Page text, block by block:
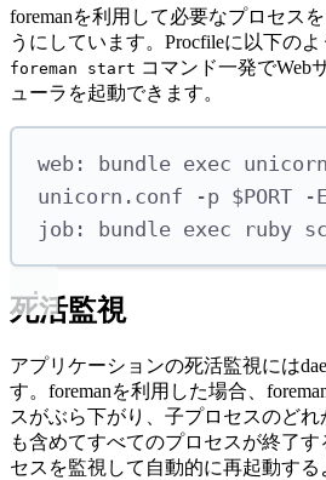
foremanを利用して必要なプロセス
うにしています。Procfileに以下のよ
foreman start コマンド一発でWeb
ューラを起動できます。
web: bundle exec
unicorn.conf -p $PORT -
job: bundle exec ruby
死活監視
アプリケーションの死活監視には
す。foremanを利用した場合、
スがぶら下がり、子プロセスのどれ
も含めてすべてのプロセスが終了す
セスを監視して自動的に再起動する